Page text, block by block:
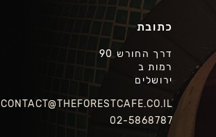
כתובת
דרך החורש 90
רמות ב
ירושלים
CONTACT@THEFORESTCAFE.CO.IL
02-5868787